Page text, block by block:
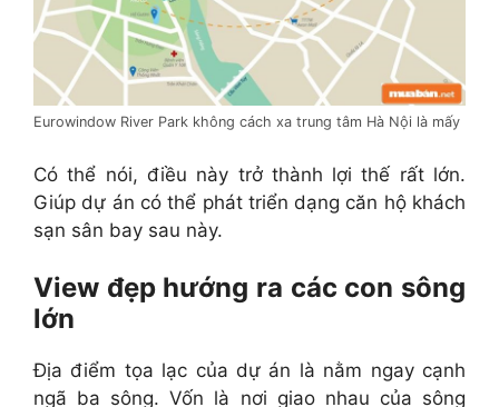
Eurowindow River Park không cách xa trung tâm Hà Nội là mấy
Có thể nói, điều này trở thành lợi thế rất lớn.
Giúp dự án có thể phát triển dạng căn hộ khách
sạn sân bay sau này.
View đẹp hướng ra các con sông
lớn
Địa điểm tọa lạc của dự án là nằm ngay cạnh
ngã ba sông. Vốn là nơi giao nhau của sông